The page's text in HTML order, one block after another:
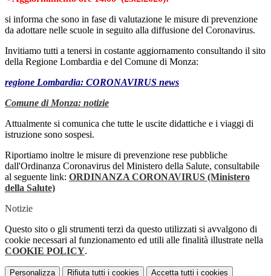
si informa che sono in fase di valutazione le misure di prevenzione
da adottare nelle scuole in seguito alla diffusione del Coronavirus.
Invitiamo tutti a tenersi in costante aggiornamento consultando il sito
della Regione Lombardia e del Comune di Monza:
regione Lombardia: CORONAVIRUS news
Comune di Monza: notizie
Attualmente si comunica che tutte le uscite didattiche e i viaggi di
istruzione sono sospesi.
Riportiamo inoltre le misure di prevenzione rese pubbliche
dall'Ordinanza Coronavirus del Ministero della Salute, consultabile
al seguente link: ORDINANZA CORONAVIRUS (Ministero
della Salute)
Notizie
Questo sito o gli strumenti terzi da questo utilizzati si avvalgono di
cookie necessari al funzionamento ed utili alle finalità illustrate nella
COOKIE POLICY.
Personalizza Rifiuta tutti i cookies Accetta tutti i cookies